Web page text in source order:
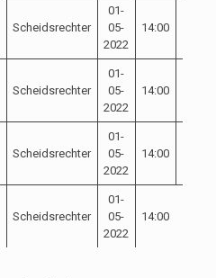
Scheidsrechter
01-
05-
2022
14:00
Scheidsrechter
01-
05-
2022
14:00
Scheidsrechter
01-
05-
2022
14:00
Scheidsrechter
01-
05-
2022
14:00